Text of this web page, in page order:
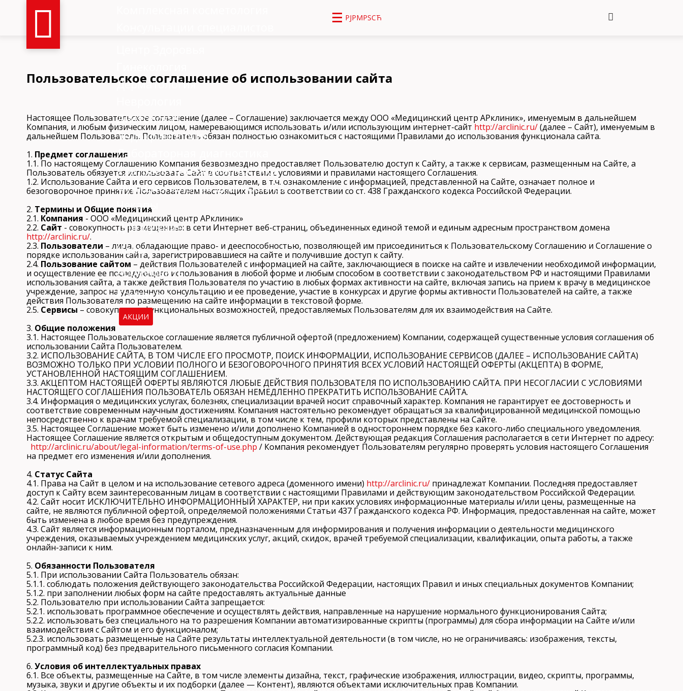
Дерматология
Диетология
Эндокринология
Лабораторная диагностика
Ультразвуковая диагностика
Функциональная диагностика
Чекапы
Для мужчин
Цены
Абонементы
Контакты
АКЦИИ
РЈРΜРЅСЋ
Пользовательское соглашение об использовании сайта
Настоящее Пользовательское соглашение (далее – Соглашение) заключается между ООО «Медицинский центр АРклиник», именуемым в дальнейшем
Компания, и любым физическим лицом, намеревающимся использовать и/или использующим интернет-сайт http://arclinic.ru/(далее – Сайт), именуемым в
дальнейшем Пользователь. Пользователь обязан полностью ознакомиться с настоящими Правилами до использования функционала сайта.
1. Предмет соглашения
1.1. По настоящему Соглашению Компания безвозмездно предоставляет Пользователю доступ к Сайту, а также к сервисам, размещенным на Сайте, а
Пользователь обязуется использовать Сайт в соответствии с условиями и правилами настоящего Соглашения.
1.2. Использование Сайта и его сервисов Пользователем, в т.ч. ознакомление с информацией, представленной на Сайте, означает полное и
безоговорочное принятие Пользователем настоящих Правил в соответствии со ст. 438 Гражданского кодекса Российской Федерации.
2. Термины и Общие понятия
2.1. Компания - ООО «Медицинский центр АРклиник»
2.2. Сайт - совокупность размещенных в сети Интернет веб-страниц, объединенных единой темой и единым адресным пространством домена
http://arclinic.ru/.
2.3. Пользователи – лица, обладающие право- и дееспособностью, позволяющей им присоединиться к Пользовательскому Соглашению и Соглашение о
порядке использования сайта, зарегистрировавшиеся на сайте и получившие доступ к сайту.
2.4. Пользование сайтом – действия Пользователей с информацией на сайте, заключающиеся в поиске на сайте и извлечении необходимой информации,
и осуществление ее последующего использования в любой форме и любым способом в соответствии с законодательством РФ и настоящими Правилами
использования сайта, а также действия Пользователя по участию в любых формах активности на сайте, включая запись на прием к врачу в медицинское
учреждение, запрос на удаленную консультацию и ее проведение, участие в конкурсах и другие формы активности Пользователей на сайте, а также
действия Пользователя по размещению на сайте информации в текстовой форме.
2.5. Сервисы – совокупность функциональных возможностей, предоставляемых Пользователям для их взаимодействия на Сайте.
3. Общие положения
3.1. Настоящее Пользовательское соглашение является публичной офертой (предложением) Компании, содержащей существенные условия соглашения об
использовании Сайта Пользователем.
3.2. ИСПОЛЬЗОВАНИЕ САЙТА, В ТОМ ЧИСЛЕ ЕГО ПРОСМОТР, ПОИСК ИНФОРМАЦИИ, ИСПОЛЬЗОВАНИЕ СЕРВИСОВ (ДАЛЕЕ – ИСПОЛЬЗОВАНИЕ САЙТА)
ВОЗМОЖНО ТОЛЬКО ПРИ УСЛОВИИ ПОЛНОГО И БЕЗОГОВОРОЧНОГО ПРИНЯТИЯ ВСЕХ УСЛОВИЙ НАСТОЯЩЕЙ ОФЕРТЫ (АКЦЕПТА) В ФОРМЕ,
УСТАНОВЛЕННОЙ НАСТОЯЩИМ СОГЛАШЕНИЕМ.
3.3. АКЦЕПТОМ НАСТОЯЩЕЙ ОФЕРТЫ ЯВЛЯЮТСЯ ЛЮБЫЕ ДЕЙСТВИЯ ПОЛЬЗОВАТЕЛЯ ПО ИСПОЛЬЗОВАНИЮ САЙТА. ПРИ НЕСОГЛАСИИ С УСЛОВИЯМИ
НАСТОЯЩЕГО СОГЛАШЕНИЯ ПОЛЬЗОВАТЕЛЬ ОБЯЗАН НЕМЕДЛЕННО ПРЕКРАТИТЬ ИСПОЛЬЗОВАНИЕ САЙТА.
3.4. Информация о медицинских услугах, болезнях, специализации врачей носит справочный характер. Компания не гарантирует ее достоверность и
соответствие современным научным достижениям. Компания настоятельно рекомендует обращаться за квалифицированной медицинской помощью
непосредственно к врачам требуемой специализации, в том числе к тем, профили которых представлены на Сайте.
3.5. Настоящее Соглашение может быть изменено и/или дополнено Компанией в одностороннем порядке без какого-либо специального уведомления.
Настоящее Соглашение является открытым и общедоступным документом. Действующая редакция Соглашения располагается в сети Интернет по адресу:
http://arclinic.ru/about/legal-information/terms-of-use.php / Компания рекомендует Пользователям регулярно проверять условия настоящего Соглашения
на предмет его изменения и/или дополнения.
4. Статус Сайта
4.1. Права на Сайт в целом и на использование сетевого адреса (доменного имени) http://arclinic.ru/ принадлежат Компании. Последняя предоставляет
доступ к Сайту всем заинтересованным лицам в соответствии с настоящими Правилами и действующим законодательством Российской Федерации.
4.2. Сайт носит ИСКЛЮЧИТЕЛЬНО ИНФОРМАЦИОННЫЙ ХАРАКТЕР, ни при каких условиях информационные материалы и/или цены, размещенные на
сайте, не являются публичной офертой, определяемой положениями Статьи 437 Гражданского кодекса РФ. Информация, предоставленная на сайте, может
быть изменена в любое время без предупреждения.
4.3. Сайт является информационным порталом, предназначенным для информирования и получения информации о деятельности медицинского
учреждения, оказываемых учреждением медицинских услуг, акций, скидок, врачей требуемой специализации, квалификации, опыта работы, а также
онлайн-записи к ним.
5. Обязанности Пользователя
5.1. При использовании Сайта Пользователь обязан:
5.1.1. соблюдать положения действующего законодательства Российской Федерации, настоящих Правил и иных специальных документов Компании;
5.1.2. при заполнении любых форм на сайте предоставлять актуальные данные
5.2. Пользователю при использовании Сайта запрещается:
5.2.1. использовать программное обеспечение и осуществлять действия, направленные на нарушение нормального функционирования Сайта;
5.2.2. использовать без специального на то разрешения Компании автоматизированные скрипты (программы) для сбора информации на Сайте и/или
взаимодействия с Сайтом и его функционалом;
5.2.3. использовать размещенные на Сайте результаты интеллектуальной деятельности (в том числе, но не ограничиваясь: изображения, тексты,
программный код) без предварительного письменного согласия Компании.
6. Условия об интеллектуальных правах
6.1. Все объекты, размещенные на Сайте, в том числе элементы дизайна, текст, графические изображения, иллюстрации, видео, скрипты, программы,
музыка, звуки и другие объекты и их подборки (далее — Контент), являются объектами исключительных прав Компании.